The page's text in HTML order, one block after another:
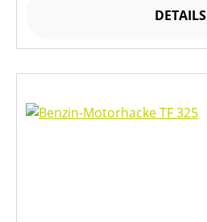
DETAILS